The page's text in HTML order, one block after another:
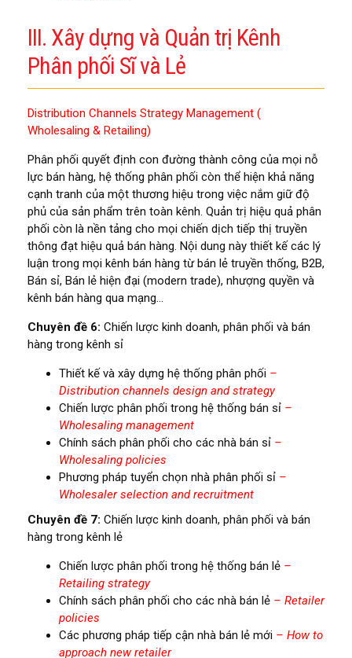
III. Xây dựng và Quản trị Kênh
Phân phối Sĩ và Lẻ
Distribution Channels Strategy Management (
Wholesaling & Retailing)
Phân phối quyết định con đường thành công của mọi nỗ
lực bán hàng, hệ thống phân phối còn thể hiện khả năng
cạnh tranh của một thương hiệu trong việc nắm giữ độ
phủ của sản phẩm trên toàn kênh. Quản trị hiệu quả phân
phối còn là nền tảng cho mọi chiến dịch tiếp thị truyền
thông đạt hiệu quả bán hàng. Nội dung này thiết kế các lý
luận trong mọi kênh bán hàng từ bán lẻ truyền thống, B2B,
Bán sỉ, Bán lẻ hiện đại (modern trade), nhượng quyền và
kênh bán hàng qua mạng…
Chuyên đề 6: Chiến lược kinh doanh, phân phối và bán
hàng trong kênh sỉ
Thiết kế và xây dựng hệ thống phân phối –
Distribution channels design and strategy
Chiến lược phân phối trong hệ thống bán sỉ –
Wholesaling management
Chính sách phân phối cho các nhà bán sỉ –
Wholesaling policies
Phương pháp tuyển chọn nhà phân phối sỉ –
Wholesaler selection and recruitment
Chuyên đề 7: Chiến lược kinh doanh, phân phối và bán
hàng trong kênh lẻ
Chiến lược phân phối trong hệ thống bán lẻ –
Retailing strategy
Chính sách phân phối cho các nhà bán lẻ – Retailer
policies
Các phương pháp tiếp cận nhà bán lẻ mới – How to
approach new retailer